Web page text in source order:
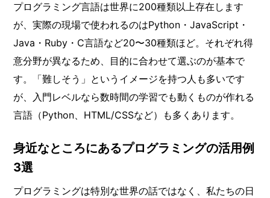
プログラミング言語は世界に200種類以上存在します
が、実際の現場で使われるのはPython・JavaScript・
Java・Ruby・C言語など20〜30種類ほど。それぞれ得
意分野が異なるため、目的に合わせて選ぶのが基本で
す。「難しそう」というイメージを持つ人も多いです
が、入門レベルなら数時間の学習でも動くものが作れる
言語（Python、HTML/CSSなど）も多くあります。
身近なところにあるプログラミングの活用例
3選
プログラミングは特別な世界の話ではなく、私たちの日